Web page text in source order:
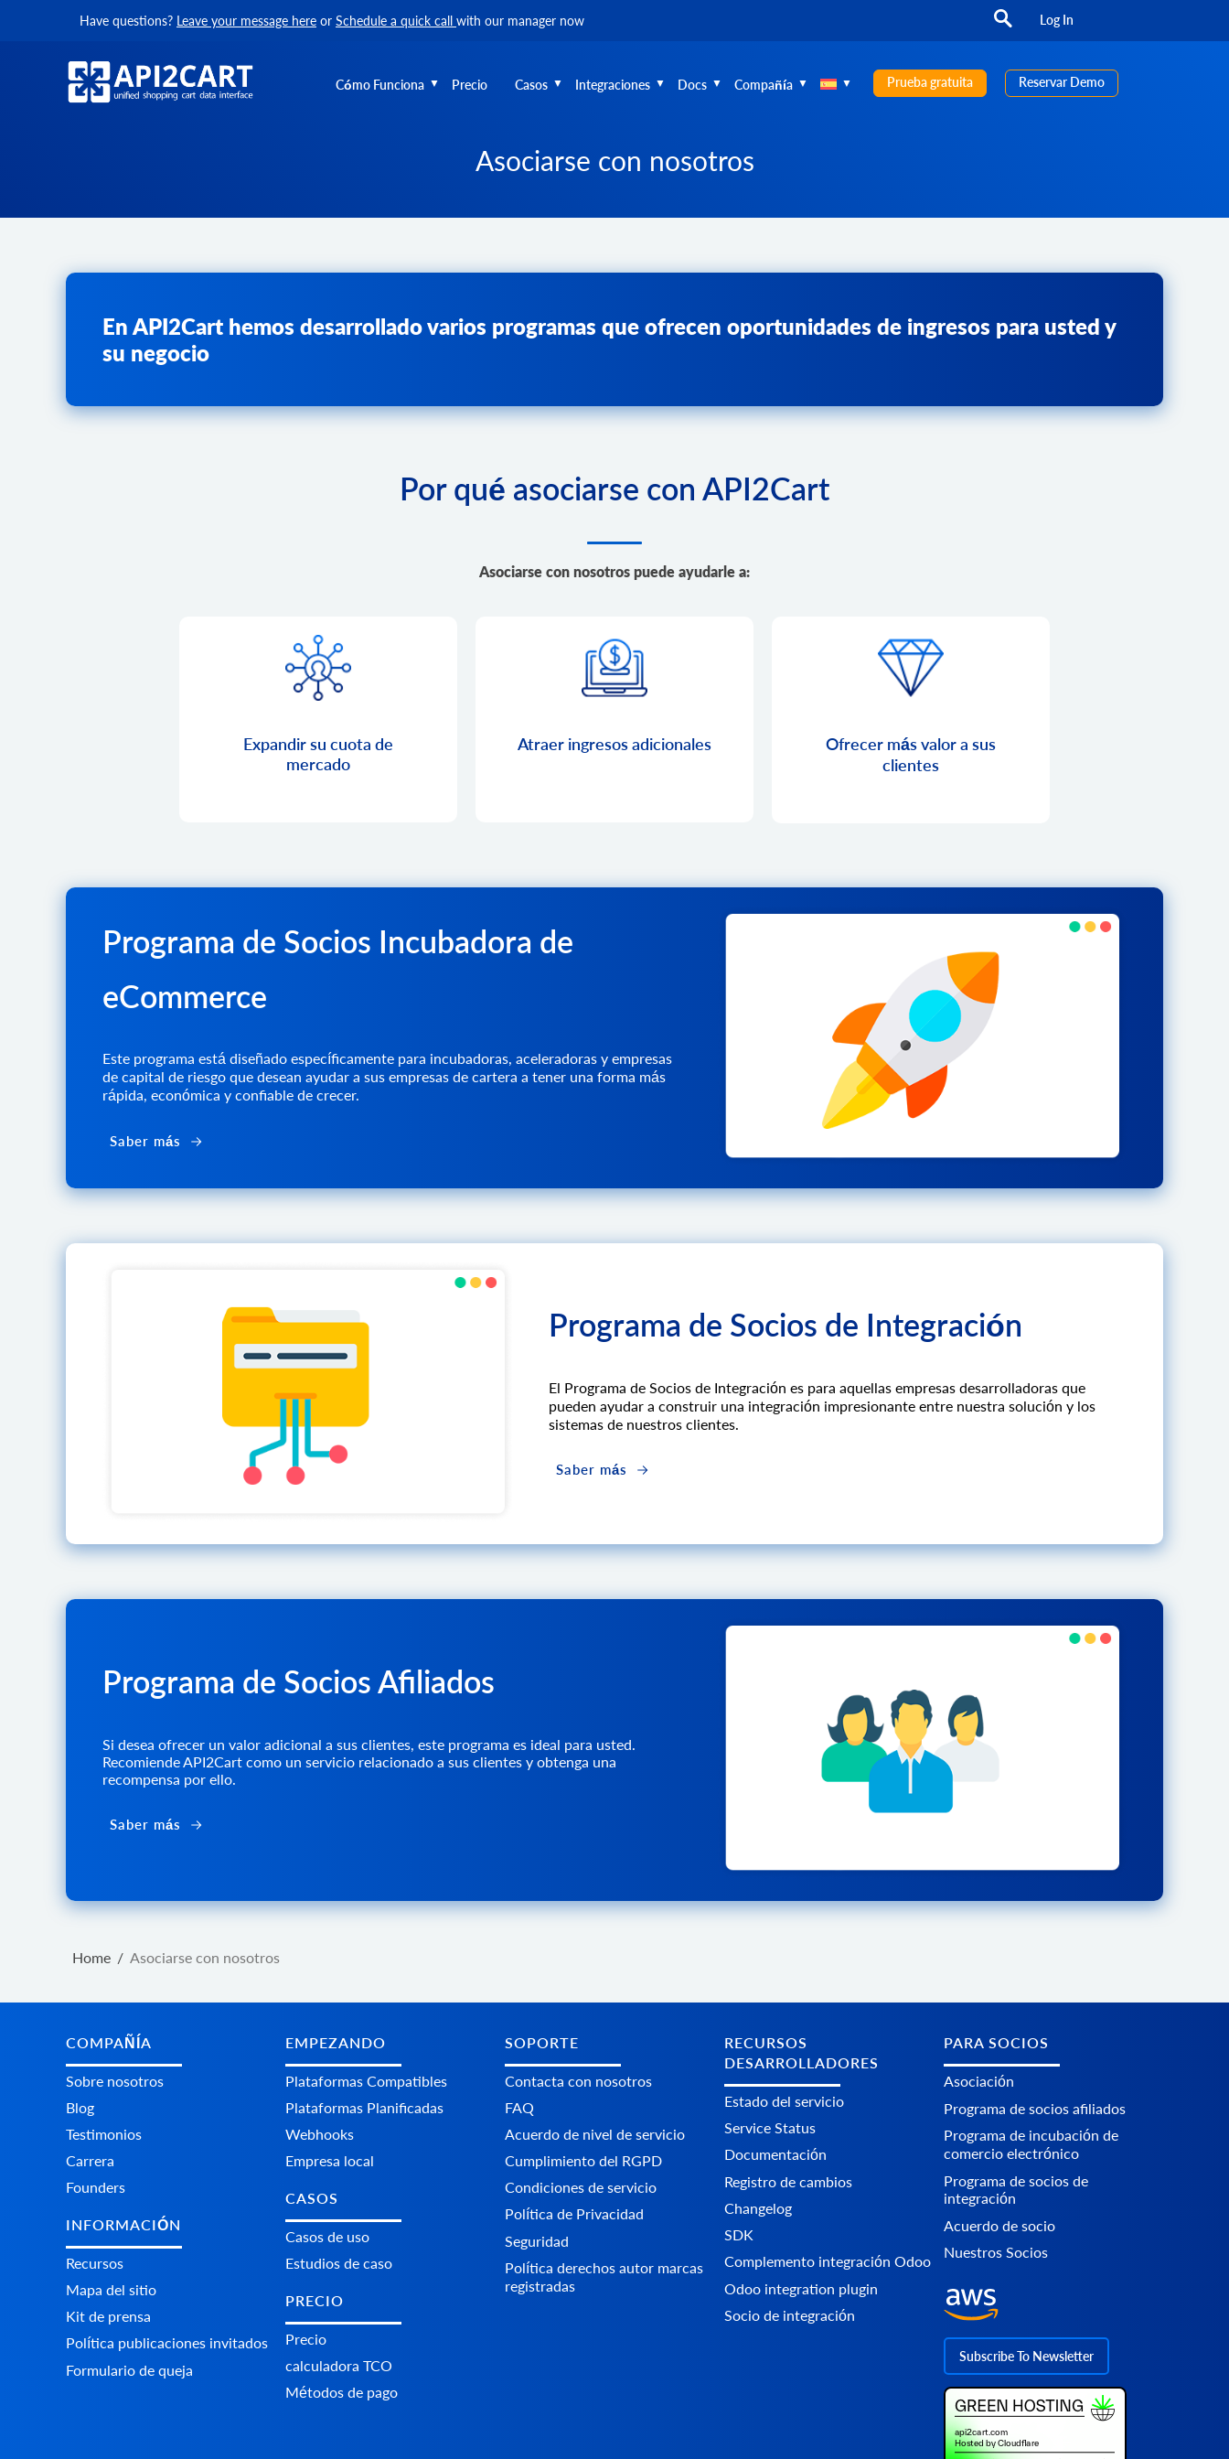
Have questions? Leave your message here or Schedule a quick call with our manager now Log In
Cómo Funciona Precio Casos Integraciones Docs Compañía Prueba gratuita Reservar Demo
Asociarse con nosotros
En API2Cart hemos desarrollado varios programas que ofrecen oportunidades de ingresos para usted y
su negocio
Por qué asociarse con API2Cart
Asociarse con nosotros puede ayudarle a:
Expandir su cuota de
mercado
Atraer ingresos adicionales
Ofrecer más valor a sus
clientes
Programa de Socios Incubadora de
eCommerce
Este programa está diseñado específicamente para incubadoras, aceleradoras y empresas
de capital de riesgo que desean ayudar a sus empresas de cartera a tener una forma más
rápida, económica y confiable de crecer.
Saber más
Programa de Socios de Integración
El Programa de Socios de Integración es para aquellas empresas desarrolladoras que
pueden ayudar a construir una integración impresionante entre nuestra solución y los
sistemas de nuestros clientes.
Saber más
Programa de Socios Afiliados
Si desea ofrecer un valor adicional a sus clientes, este programa es ideal para usted.
Recomiende API2Cart como un servicio relacionado a sus clientes y obtenga una
recompensa por ello.
Saber más
Home / Asociarse con nosotros
COMPAÑÍA
Sobre nosotros
Blog
Testimonios
Carrera
Founders
INFORMACIÓN
Recursos
Mapa del sitio
Kit de prensa
Política publicaciones invitados
Formulario de queja
EMPEZANDO
Plataformas Сompatibles
Plataformas Planificadas
Webhooks
Empresa local
CASOS
Casos de uso
Estudios de caso
PRECIO
Precio
calculadora TCO
Métodos de pago
SOPORTE
Contacta con nosotros
FAQ
Acuerdo de nivel de servicio
Cumplimiento del RGPD
Condiciones de servicio
Política de Privacidad
Seguridad
Política derechos autor marcas
registradas
RECURSOS
DESARROLLADORES
Estado del servicio
Service Status
Documentación
Registro de cambios
Changelog
SDK
Complemento integración Odoo
Odoo integration plugin
Socio de integración
PARA SOCIOS
Asociación
Programa de socios afiliados
Programa de incubación de
comercio electrónico
Programa de socios de
integración
Acuerdo de socio
Nuestros Socios
Subscribe To Newsletter